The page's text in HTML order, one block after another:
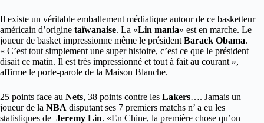
Il existe un véritable emballement médiatique autour de ce basketteur
américain d’origine taïwanaise. La «Lin mania» est en marche. Le
joueur de basket impressionne même le président Barack Obama.
« C’est tout simplement une super histoire, c’est ce que le président
disait ce matin. Il est très impressionné et tout à fait au courant »,
affirme le porte-parole de la Maison Blanche.
25 points face au Nets, 38 points contre les Lakers…. Jamais un
joueur de la NBA disputant ses 7 premiers matchs n’ a eu les
statistiques de Jeremy Lin. «En Chine, la première chose qu’on